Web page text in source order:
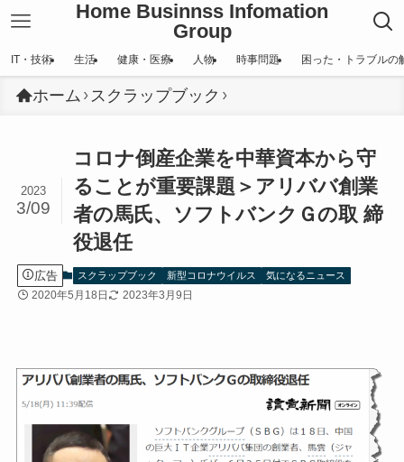
Home Businnss Infomation
Group
IT・技術 生活 健康・医療 人物 時事問題 困った・トラブルの
ホーム スクラップブック
コロナ倒産企業を中華資本から守
ることが重要課題＞アリババ創業
者の馬氏、ソフトバンクＧの取 締
役退任
2023
3/09
広告 スクラップブック 新型コロナウイルス 気になるニュース
2020年5月18日 2023年3月9日